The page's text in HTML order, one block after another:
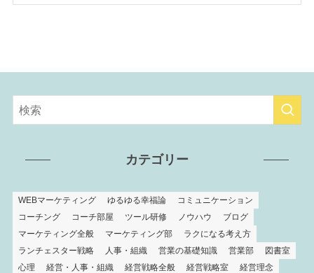
カテゴリー
WEBマーケティング ゆるゆる幸福論
コミュニケーション
コーチング
コーチ部屋 ツール研修 ノウハウ
ブログ
マーケティング全般
マーケティング部
ラクになる考え方
ランチェスター戦略
人事・組織 営業の基礎知識 営業部
図書室
心理
経営・人事・組織 経営戦略全般 経営戦略室
経営理念